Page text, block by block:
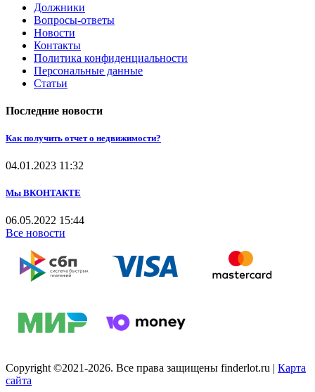
Должники
Вопросы-ответы
Новости
Контакты
Политика конфиденциальности
Персональные данные
Статьи
Последние новости
Как получить отчет о недвижимости?
04.01.2023 11:32
Мы ВКОНТАКТЕ
06.05.2022 15:44
Все новости
Copyright ©2021-2026. Все права защищены finderlot.ru
Карта
сайта